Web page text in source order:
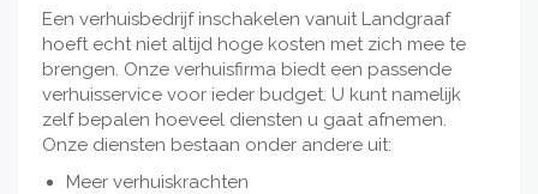
Een verhuisbedrijf inschakelen vanuit Landgraaf
hoeft echt niet altijd hoge kosten met zich mee te
brengen. Onze verhuisfirma biedt een passende
verhuisservice voor ieder budget. U kunt namelijk
zelf bepalen hoeveel diensten u gaat afnemen.
Onze diensten bestaan onder andere uit:
Meer verhuiskrachten